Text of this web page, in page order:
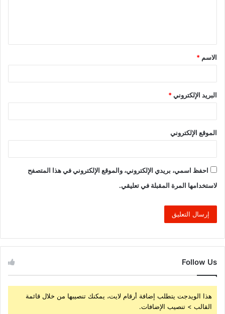
ق
*
الاسم *
البريد الإلكتروني*
الموقع الإلكتروني
احفظ اسمي، بريدي الإلكتروني، والموقع الإلكتروني في هذا المتصفح
لاستخدامها المرة المقبلة في تعليقي.
Follow Us
هذا الويدجت يتطلب إضافة أرقام لايت، يمكنك تنصيبها من خلال قائمة
القالب > تنصيب الإضافات.